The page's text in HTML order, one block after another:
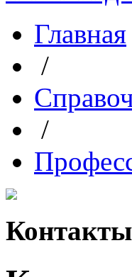
Главная
/
/
Контакты